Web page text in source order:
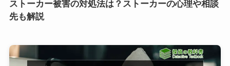
ストーカー被害の対処法は？ストーカーの心理や相談
先も解説